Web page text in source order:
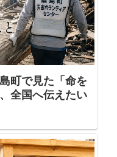
町で見た「命を
全国へ伝えたい